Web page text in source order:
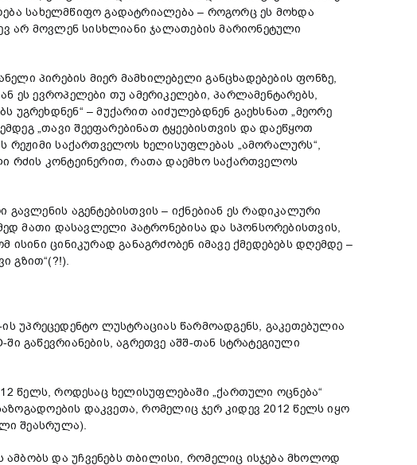
სახელმწიფო გადატრიალება – როგორც ეს მოხდა
არ მოვლენ სისხლიანი ჯალათების მარიონეტული
პირების მიერ მამხილებელი განცხადებების ფონზე,
ეს ევროპელები თუ ამერიკელები, პარლამენტარებს,
– მუქარით აიძულებდნენ გაეხსნათ „მეორე
„თავი შეეფარებინათ ტყეებისთვის და დაეწყოთ
რეჟიმი საქართველოს ხელისუფლებას „ამორალურს“,
რძის კონტეინერით, რათა დაემხო საქართველოს
აგენტებისთვის – იქნებიან ეს რადიკალური
მათი დასავლელი პატრონებისა და სპონსორებისთვის,
ცინიკურად განაგრძობენ იმავე ქმედებებს დღემდე –
გზით“(?!).
უპრეცედენტო ლუსტრაციას წარმოადგენს, გაკეთებულია
გაწევრიანების, აგრეთვე აშშ-თან სტრატეგიული
წელს, როდესაც ხელისუფლებაში „ქართული ოცნება“
დაკვეთა, რომელიც ჯერ კიდევ 2012 წელს იყო
შეასრულა).
და უჩვენებს თბილისი, რომელიც ისჯება მხოლოდ